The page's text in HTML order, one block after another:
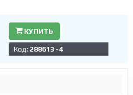
КУПИТЬ
Код: 288613 -4